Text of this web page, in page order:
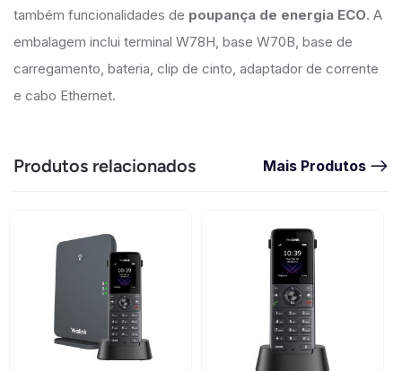
também funcionalidades de poupança de energia ECO. A
embalagem inclui terminal W78H, base W70B, base de
carregamento, bateria, clip de cinto, adaptador de corrente
e cabo Ethernet.
Produtos relacionados Mais Produtos